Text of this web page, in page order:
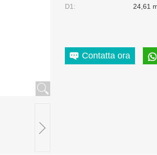
D1:
24,61
Contatta ora